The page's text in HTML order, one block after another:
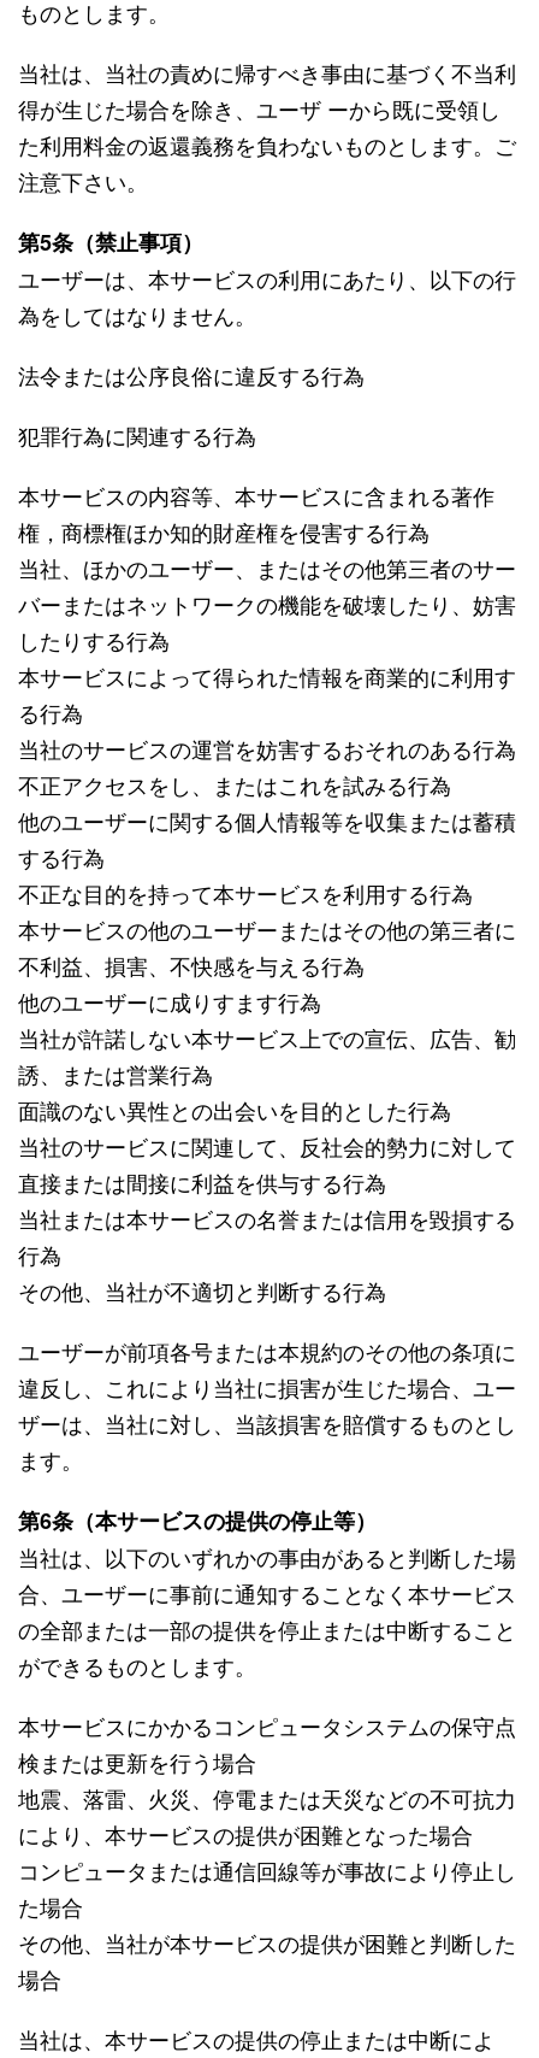
ものとします。
当社は、当社の責めに帰すべき事由に基づく不当利
得が生じた場合を除き、ユーザ ーから既に受領し
た利用料金の返還義務を負わないものとします。ご
注意下さい。
第5条（禁止事項）
ユーザーは、本サービスの利用にあたり、以下の行
為をしてはなりません。
法令または公序良俗に違反する行為
犯罪行為に関連する行為
本サービスの内容等、本サービスに含まれる著作
権，商標権ほか知的財産権を侵害する行為
当社、ほかのユーザー、またはその他第三者のサー
バーまたはネットワークの機能を破壊したり、妨害
したりする行為
本サービスによって得られた情報を商業的に利用す
る行為
当社のサービスの運営を妨害するおそれのある行為
不正アクセスをし、またはこれを試みる行為
他のユーザーに関する個人情報等を収集または蓄積
する行為
不正な目的を持って本サービスを利用する行為
本サービスの他のユーザーまたはその他の第三者に
不利益、損害、不快感を与える行為
他のユーザーに成りすます行為
当社が許諾しない本サービス上での宣伝、広告、勧
誘、または営業行為
面識のない異性との出会いを目的とした行為
当社のサービスに関連して、反社会的勢力に対して
直接または間接に利益を供与する行為
当社または本サービスの名誉または信用を毀損する
行為
その他、当社が不適切と判断する行為
ユーザーが前項各号または本規約のその他の条項に
違反し、これにより当社に損害が生じた場合、ユー
ザーは、当社に対し、当該損害を賠償するものとし
ます。
第6条（本サービスの提供の停止等）
当社は、以下のいずれかの事由があると判断した場
合、ユーザーに事前に通知することなく本サービス
の全部または一部の提供を停止または中断すること
ができるものとします。
本サービスにかかるコンピュータシステムの保守点
検または更新を行う場合
地震、落雷、火災、停電または天災などの不可抗力
により、本サービスの提供が困難となった場合
コンピュータまたは通信回線等が事故により停止し
た場合
その他、当社が本サービスの提供が困難と判断した
場合
当社は、本サービスの提供の停止または中断によ